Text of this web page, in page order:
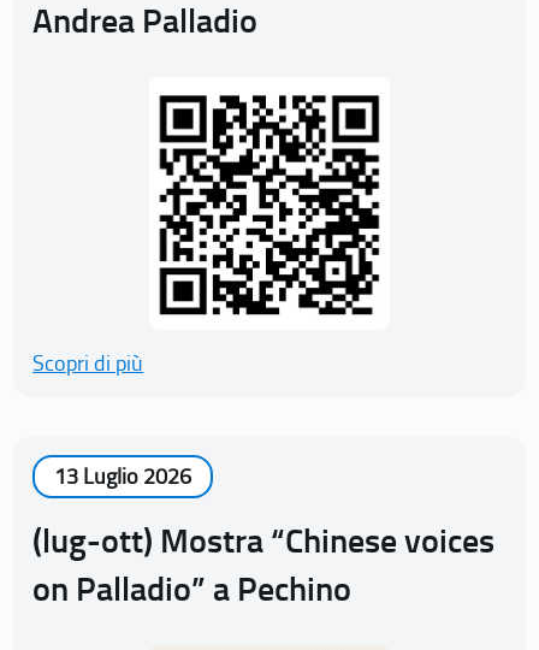
Andrea Palladio
Scopri di più
13 Luglio 2026
(lug-ott) Mostra “Chinese voices
on Palladio” a Pechino